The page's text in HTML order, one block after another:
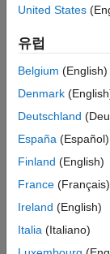
United States
유럽
Belgium (English)
Denmark
Deutschland
España (Español)
Finland (English)
France (Français)
Ireland (English)
Italia (Italiano)
신뢰 센터 등
애플리케이션
© 1994-2026